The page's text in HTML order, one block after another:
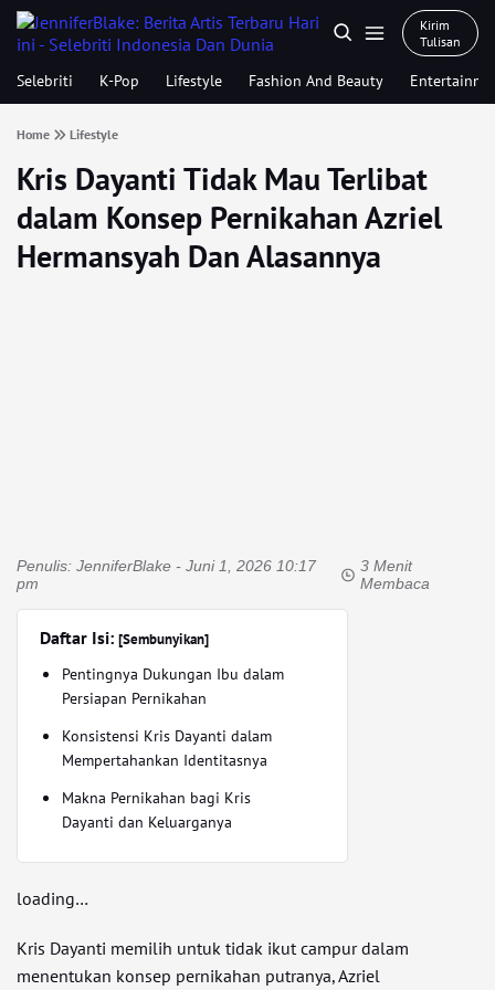
Kirim
Tulisan
Selebriti K-Pop Lifestyle Fashion And Beauty
Home Lifestyle
Kris Dayanti Tidak Mau Terlibat
dalam Konsep Pernikahan Azriel
Hermansyah Dan Alasannya
Penulis: JenniferBlake - Juni 1, 2026 10:17
pm
3 Menit
Membaca
Daftar Isi: [Sembunyikan]
Pentingnya Dukungan Ibu dalam
Persiapan Pernikahan
Konsistensi Kris Dayanti dalam
Mempertahankan Identitasnya
Makna Pernikahan bagi Kris
Dayanti dan Keluarganya
loading…
Kris Dayanti memilih untuk tidak ikut campur dalam
menentukan konsep pernikahan putranya, Azriel